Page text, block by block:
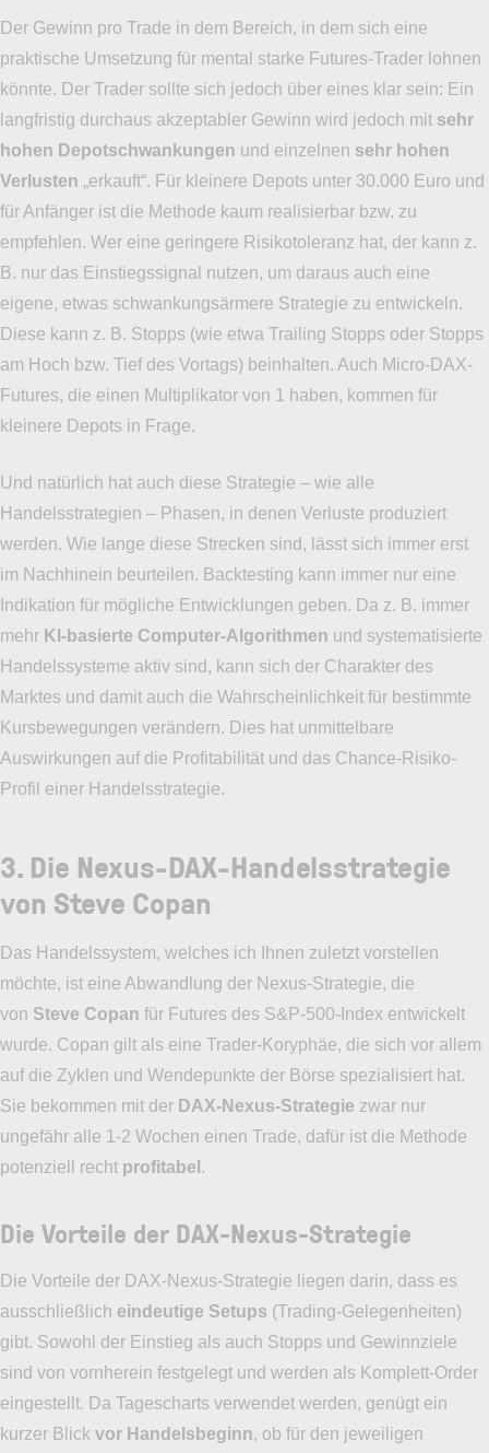
Der Gewinn pro Trade in dem Bereich, in dem sich eine
praktische Umsetzung für mental starke Futures-Trader lohnen
könnte. Der Trader sollte sich jedoch über eines klar sein: Ein
langfristig durchaus akzeptabler Gewinn wird jedoch mit sehr
hohen Depotschwankungen und einzelnen sehr hohen
Verlusten „erkauft“. Für kleinere Depots unter 30.000 Euro und
für Anfänger ist die Methode kaum realisierbar bzw. zu
empfehlen. Wer eine geringere Risikotoleranz hat, der kann z.
B. nur das Einstiegssignal nutzen, um daraus auch eine
eigene, etwas schwankungsärmere Strategie zu entwickeln.
Diese kann z. B. Stopps (wie etwa Trailing Stopps oder Stopps
am Hoch bzw. Tief des Vortags) beinhalten. Auch Micro-DAX-
Futures, die einen Multiplikator von 1 haben, kommen für
kleinere Depots in Frage.
Und natürlich hat auch diese Strategie – wie alle
Handelsstrategien – Phasen, in denen Verluste produziert
werden. Wie lange diese Strecken sind, lässt sich immer erst
im Nachhinein beurteilen. Backtesting kann immer nur eine
Indikation für mögliche Entwicklungen geben. Da z. B. immer
mehr KI-basierte Computer-Algorithmen und systematisierte
Handelssysteme aktiv sind, kann sich der Charakter des
Marktes und damit auch die Wahrscheinlichkeit für bestimmte
Kursbewegungen verändern. Dies hat unmittelbare
Auswirkungen auf die Profitabilität und das Chance-Risiko-
Profil einer Handelsstrategie.
3. Die Nexus-DAX-Handelsstrategie
von Steve Copan
Das Handelssystem, welches ich Ihnen zuletzt vorstellen
möchte, ist eine Abwandlung der Nexus-Strategie, die
von Steve Copan für Futures des S&P-500-Index entwickelt
wurde. Copan gilt als eine Trader-Koryphäe, die sich vor allem
auf die Zyklen und Wendepunkte der Börse spezialisiert hat.
Sie bekommen mit der DAX-Nexus-Strategie zwar nur
ungefähr alle 1-2 Wochen einen Trade, dafür ist die Methode
potenziell recht profitabel .
Die Vorteile der DAX-Nexus-Strategie
Die Vorteile der DAX-Nexus-Strategie liegen darin, dass es
ausschließlich eindeutige Setups (Trading-Gelegenheiten)
gibt. Sowohl der Einstieg als auch Stopps und Gewinnziele
sind von vornherein festgelegt und werden als Komplett-Order
eingestellt. Da Tagescharts verwendet werden, genügt ein
kurzer Blick vor Handelsbeginn, ob für den jeweiligen